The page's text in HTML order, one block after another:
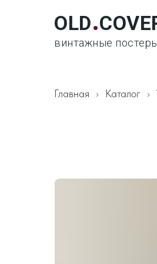
OLD.
винтажные
Главная Каталог